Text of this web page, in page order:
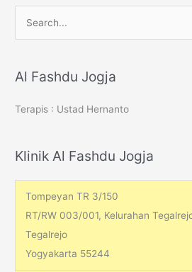
r
h
Al Fashdu Jogja
Terapis : Ustad Hernanto
Klinik Al Fashdu Jogja
Tompeyan TR 3/150
RT/RW 003/001, Kelurahan
Tegalrejo
Yogyakarta 55244